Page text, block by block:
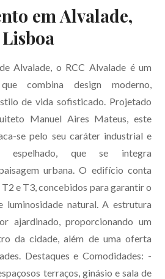
em Alvalade,
Lisboa
Alvalade, o RCC Alvalade é um
combina design moderno,
de vida sofisticado. Projetado
Manuel Aires Mateus, este
se pelo seu caráter industrial e
espelhado, que se integra
urbana. O edifício conta
e T3, concebidos para garantir o
natural. A estrutura
ajardinado, proporcionando um
da cidade, além de uma oferta
Destaques e Comodidades: -
terraços, ginásio e sala de